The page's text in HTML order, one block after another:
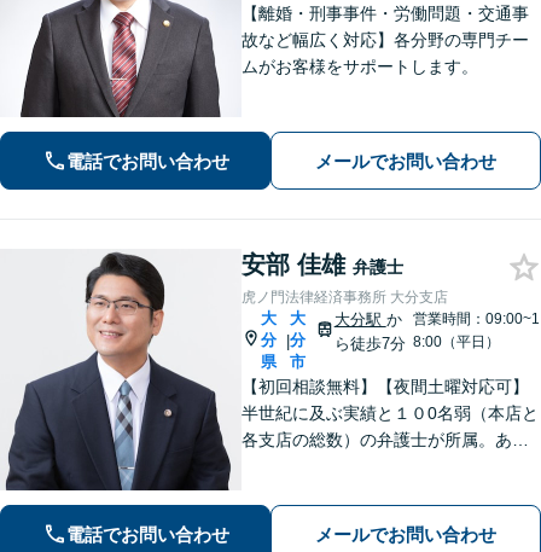
【離婚・刑事事件・労働問題・交通事
故など幅広く対応】各分野の専門チー
ムがお客様をサポートします。
電話でお問い合わせ メールでお問い合わせ
安部 佳雄 弁護士
虎ノ門法律経済事務所 大分支店
大
分
県
|
大
分
市
大分駅 か
ら徒歩7分
営業時間：09:00~1
8:00（平日）
【初回相談無料】【夜間土曜対応可】
半世紀に及ぶ実績と１０0名弱（本店と
各支店の総数）の弁護士が所属。あな
務等に、的確に対処できる弁護士が迅
速な解決を目指します。
電話でお問い合わせ メールでお問い合わせ